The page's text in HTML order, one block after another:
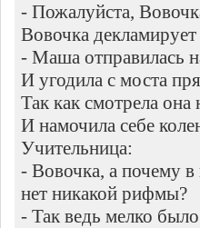
- Пожалуйста,
Вовочка
- Маша отправилась
И угодила с моста
Так как смотрела она
И намочила себе
Учительница:
- Вовочка, а почему в
нет никакой рифмы?
- Так ведь мелко